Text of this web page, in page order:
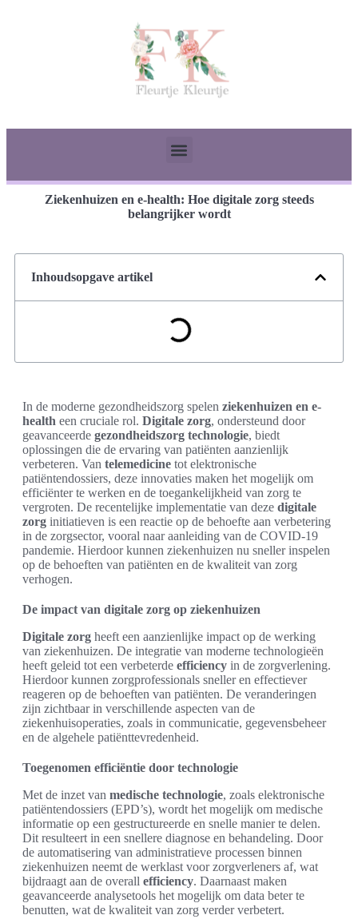
Ziekenhuizen en e-health: Hoe digitale zorg steeds
belangrijker wordt
Inhoudsopgave artikel
In de moderne gezondheidszorg spelen ziekenhuizen en e-
health een cruciale rol. Digitale zorg, ondersteund door
geavanceerde gezondheidszorg technologie, biedt
oplossingen die de ervaring van patiënten aanzienlijk
verbeteren. Van telemedicine tot elektronische
patiëntendossiers, deze innovaties maken het mogelijk om
efficiënter te werken en de toegankelijkheid van zorg te
vergroten. De recentelijke implementatie van deze digitale
zorg initiatieven is een reactie op de behoefte aan verbetering
in de zorgsector, vooral naar aanleiding van de COVID-19
pandemie. Hierdoor kunnen ziekenhuizen nu sneller inspelen
op de behoeften van patiënten en de kwaliteit van zorg
verhogen.
De impact van digitale zorg op ziekenhuizen
Digitale zorg heeft een aanzienlijke impact op de werking
van ziekenhuizen. De integratie van moderne technologieën
heeft geleid tot een verbeterde efficiency in de zorgverlening.
Hierdoor kunnen zorgprofessionals sneller en effectiever
reageren op de behoeften van patiënten. De veranderingen
zijn zichtbaar in verschillende aspecten van de
ziekenhuisoperaties, zoals in communicatie, gegevensbeheer
en de algehele patiënttevredenheid.
Toegenomen efficiëntie door technologie
Met de inzet van medische technologie, zoals elektronische
patiëntendossiers (EPD’s), wordt het mogelijk om medische
informatie op een gestructureerde en snelle manier te delen.
Dit resulteert in een snellere diagnose en behandeling. Door
de automatisering van administratieve processen binnen
ziekenhuizen neemt de werklast voor zorgverleners af, wat
bijdraagt aan de overall efficiency. Daarnaast maken
geavanceerde analysetools het mogelijk om data beter te
benutten, wat de kwaliteit van zorg verder verbetert.